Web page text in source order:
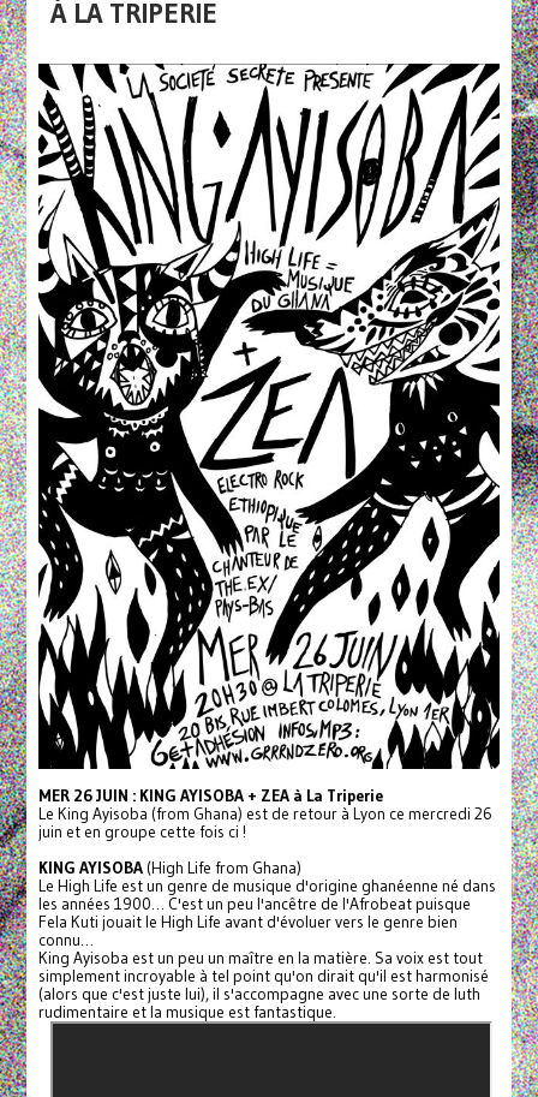
À LA TRIPERIE
MER 26 JUIN : KING AYISOBA + ZEA à La Triperie
Le King Ayisoba (from Ghana) est de retour à Lyon ce mercredi 26
juin et en groupe cette fois ci !
KING AYISOBA(High Life from Ghana)
Le High Life est un genre de musique d'origine ghanéenne né dans
les années 1900… C'est un peu l'ancêtre de l'Afrobeat puisque
Fela Kuti jouait le High Life avant d'évoluer vers le genre bien
connu…
King Ayisoba est un peu un maître en la matière. Sa voix est tout
simplement incroyable à tel point qu'on dirait qu'il est harmonisé
(alors que c'est juste lui), il s'accompagne avec une sorte de luth
rudimentaire et la musique est fantastique.